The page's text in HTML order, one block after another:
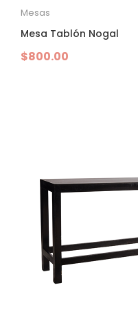
Mesas
Mesa Tablón Nogal
$800.00